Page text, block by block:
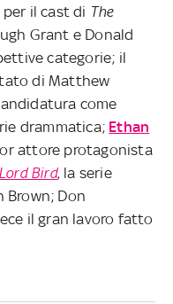
il cast di The
Grant e Donald
categorie; il
di Matthew
come
drammatica; Ethan
attore protagonista
Bird, la serie
Brown; Don
il gran lavoro fatto